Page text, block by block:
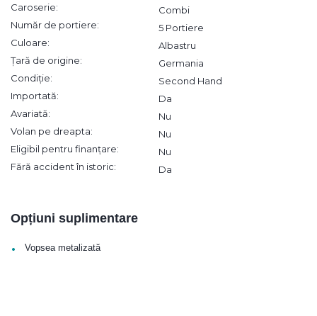
Caroserie:
Combi
Număr de portiere:
5 Portiere
Culoare:
Albastru
Țară de origine:
Germania
Condiție:
Second Hand
Importată:
Da
Avariată:
Nu
Volan pe dreapta:
Nu
Eligibil pentru finanțare:
Nu
Fără accident în istoric:
Da
Opțiuni suplimentare
• Vopsea metalizată